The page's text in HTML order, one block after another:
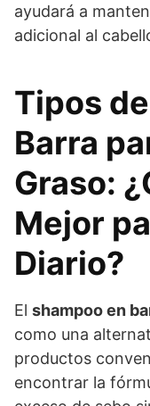
ayudará a
adicional al
Tipos
Barra
Graso:
Mejor
Diario?
El shampoo en
como una
productos
encontrar la